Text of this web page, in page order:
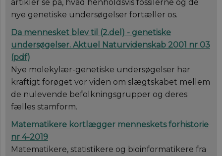
artikler se på, hvad henholdsvis fossilerne og de
nye genetiske undersøgelser fortæller os.
Da mennesket blev til (2.del) - genetiske
undersøgelser. Aktuel Naturvidenskab 2001 nr 03
(pdf)
Nye molekylær-genetiske undersøgelser har
kraftigt forøget vor viden om slægtskabet mellem
de nulevende befolkningsgrupper og deres
fælles stamform.
Matematikere kortlægger menneskets forhistorie
nr 4-2019
Matematikere, statistikere og bioinformatikere fra